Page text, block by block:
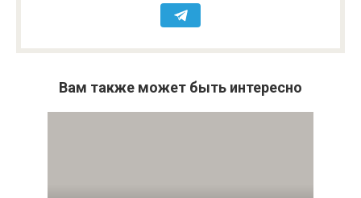
Вам также может быть интересно